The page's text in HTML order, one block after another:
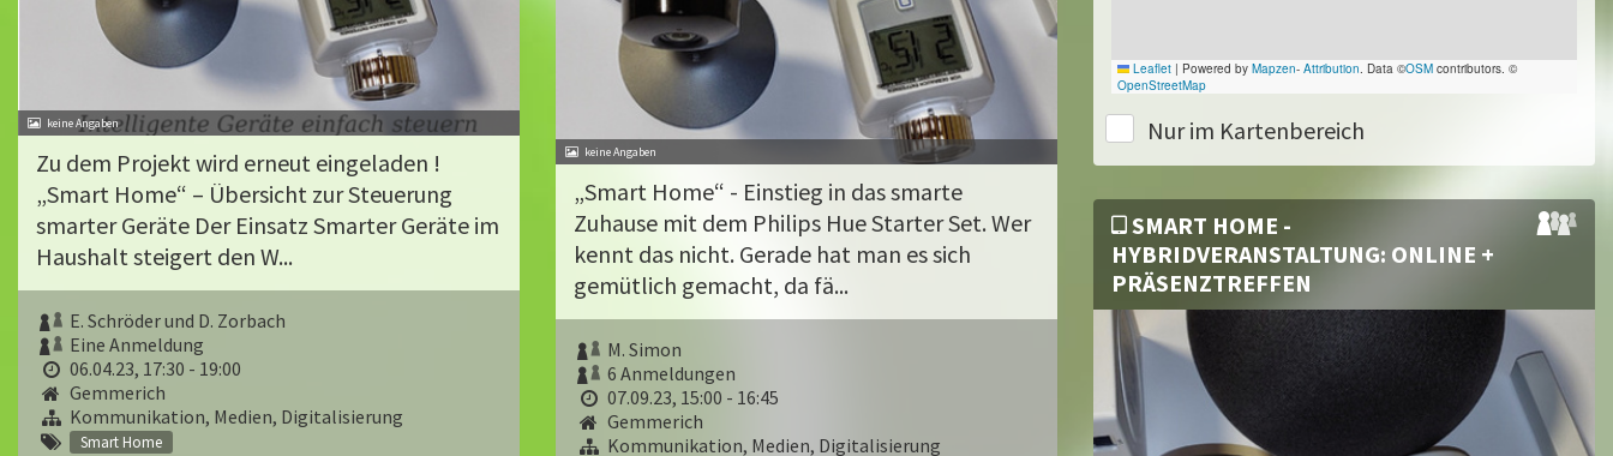
Leaflet | Powered by Mapzen- Attribution. Data ©OSM contributors. ©
OpenStreetMap
Nur im Kartenbereich
Zu dem Projekt wird erneut eingeladen !
„Smart Home“ – Übersicht zur Steuerung
smarter Geräte Der Einsatz Smarter Geräte im
Haushalt steigert den W...
E. Schröder und D. Zorbach
Eine Anmeldung
06.04.23, 17:30 - 19:00
Gemmerich
Kommunikation, Medien, Digitalisierung
Smart Home
„Smart Home“ - Einstieg in das smarte
Zuhause mit dem Philips Hue Starter Set. Wer
kennt das nicht. Gerade hat man es sich
gemütlich gemacht, da fä...
M. Simon
6 Anmeldungen
07.09.23, 15:00 - 16:45
Gemmerich
Kommunikation, Medien, Digitalisierung
SMART HOME -
HYBRIDVERANSTALTUNG: ONLINE +
PRÄSENZTREFFEN